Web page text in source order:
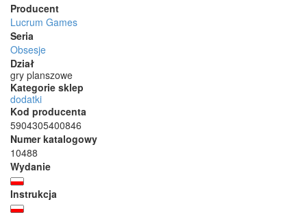
Producent
Lucrum Games
Seria
Obsesje
Dział
gry planszowe
Kategorie sklep
dodatki
Kod producenta
5904305400846
Numer katalogowy
10488
Wydanie
Instrukcja